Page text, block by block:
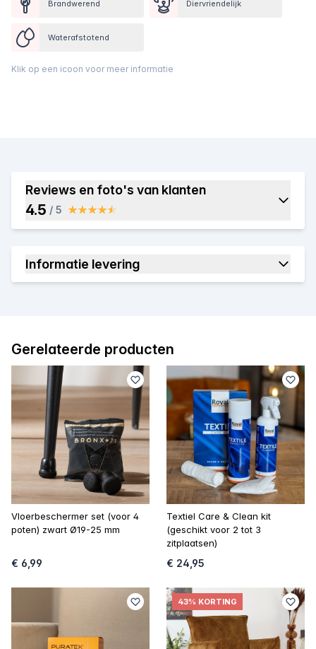
Brandwerend Diervriendelijk
Waterafstotend
Klik op een icoon voor meer informatie
Reviews en foto's van klanten
4.5 / 5
Informatie levering
Gerelateerde producten
Vloerbeschermer set (voor 4
poten) zwart Ø19-25 mm
€ 6,99
Textiel Care & Clean kit
(geschikt voor 2 tot 3
zitplaatsen)
€ 24,95
43% KORTING